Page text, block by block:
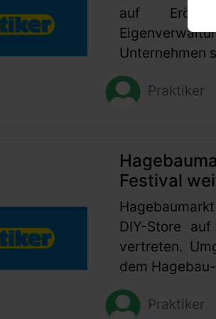
auf
Unternehmen
Praktiker
Festival
DIY-Store
vertreten.
dem
Praktiker